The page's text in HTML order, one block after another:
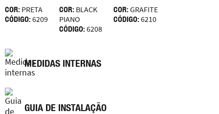
COR: PRETA
CÓDIGO: 6209
COR: BLACK
PIANO
CÓDIGO: 6208
COR: GRAFITE
CÓDIGO: 6210
MEDIDAS INTERNAS
GUIA DE INSTALAÇÃO